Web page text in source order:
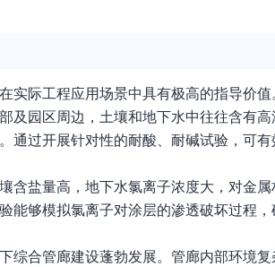
实际工程应用场景中具有极高的指导价值
及园区周边，土壤和地下水中往往含有
通过开展针对性的耐酸、耐碱试验，可
含盐量高，地下水氯离子浓度大，对金
能够模拟氯离子对涂层的渗透破坏过程
综合管廊建设蓬勃发展。管廊内部环境